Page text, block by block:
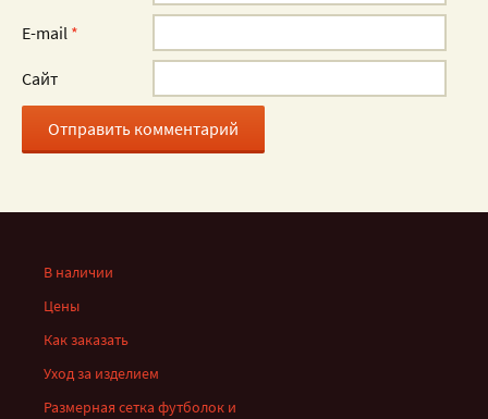
E-mail *
Сайт
В наличии
Цены
Как заказать
Уход за изделием
Размерная сетка футболок и